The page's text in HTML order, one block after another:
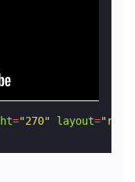
="270" layout=